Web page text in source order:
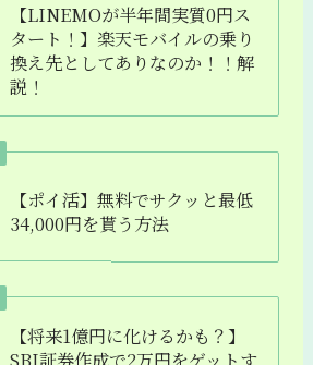
【LINEMOが半年間実質0円ス
タート！】楽天モバイルの乗り
換え先としてありなのか！！解
説！
【ポイ活】無料でサクッと最低
34,000円を貰う方法
【将来1億円に化けるかも？】